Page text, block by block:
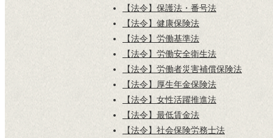
【法令】保護法・番号法
【法令】健康保険法
【法令】労働基準法
【法令】労働安全衛生法
【法令】労働者災害補償保険法
【法令】厚生年金保険法
【法令】女性活躍推進法
【法令】最低賃金法
【法令】社会保険労務士法